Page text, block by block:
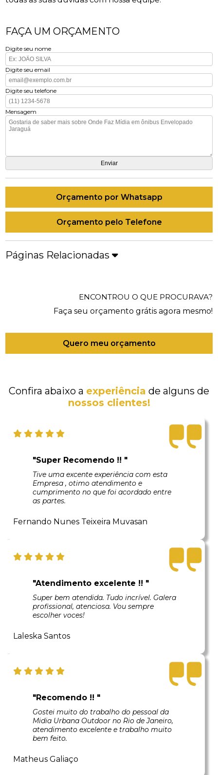
FAÇA UM ORÇAMENTO
Digite seu nome
Digite seu email
Digite seu telefone
Mensagem
Orçamento por Whatsapp
Orçamento pelo Telefone
Páginas Relacionadas
ENCONTROU O QUE PROCURAVA?
Faça seu orçamento grátis agora mesmo!
Quero meu orçamento
Confira abaixo a experiência de alguns de
nossos clientes!
"Super Recomendo !! "
Tive uma excente experiência com esta
Empresa , otimo atendimento e
cumprimento no que foi acordado entre
as partes.
Fernando Nunes Teixeira Muvasan
"Atendimento excelente !! "
Super bem atendida. Tudo incrível. Galera
profissional, atenciosa. Vou sempre
escolher voces!
Laleska Santos
"Recomendo !! "
Gostei muito do trabalho do pessoal da
Midia Urbana Outdoor no Rio de Janeiro,
atendimento excelente e trabalho muito
bem feito.
Matheus Galiaço